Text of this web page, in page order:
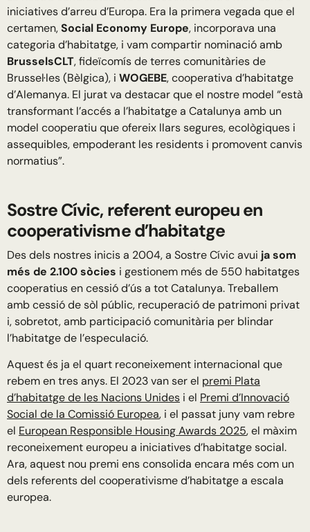
iniciatives d’arreu d’Europa. Era la primera vegada que el
certamen,Social Economy Europe, incorporava una
categoria d’habitatge, i vam compartir nominació amb
BrusselsCLT, fideïcomís de terres comunitàries de
Brussel·les (Bèlgica), i WOGEBE, cooperativa d’habitatge
d’Alemanya. El jurat va destacar que el nostre model “està
transformant l’accés a l’habitatge a Catalunya amb un
model cooperatiu que ofereix llars segures, ecològiques i
assequibles, empoderant les residents i promovent canvis
normatius”.
Sostre Cívic, referent europeu en
cooperativisme d’habitatge
Des dels nostres inicis a 2004, a Sostre Cívic avui ja som
més de 2.100 sòcies i gestionem més de 550 habitatges
cooperatius en cessió d’ús a tot Catalunya. Treballem
amb cessió de sòl públic, recuperació de patrimoni privat
i, sobretot, amb participació comunitària per blindar
l’habitatge de l’especulació.
Aquest és ja el quart reconeixement internacional que
rebem en tres anys. El 2023 van ser el premi Plata
d’habitatge de les Nacions Unides i el Premi d’Innovació
Social de la Comissió Europea, i el passat juny vam rebre
el European Responsible Housing Awards 2025, el màxim
reconeixement europeu a iniciatives d’habitatge social.
Ara, aquest nou premi ens consolida encara més com un
dels referents del cooperativisme d’habitatge a escala
europea.